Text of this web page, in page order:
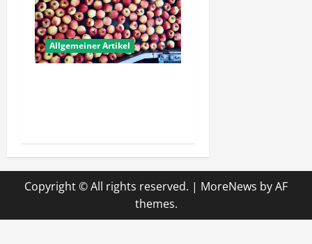
Allgemeiner Artikel
Copyright © All rights reserved. | MoreNews by AF
themes.